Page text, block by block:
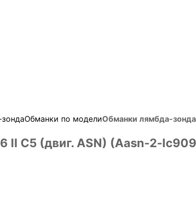
Обманки по моделиОбманки лямбда-
II C5 (двиг. ASN) (Aasn-2-